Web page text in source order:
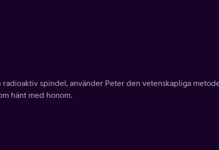
spindel, använder Peter den vetenskapliga
hänt med honom.